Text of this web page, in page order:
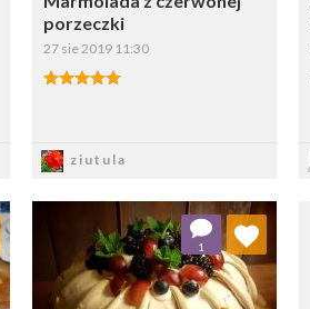
porzeczki
27 sie 2019 11:30
ziutula
1
Dodaj do ulubionych
Wybierz listę: